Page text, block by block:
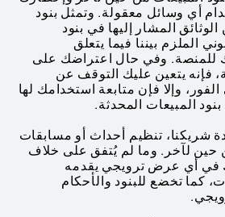
أي وسائل معقولة. وتمثل بنود
المشار إليها في بنود
الملزم بيننا فيما يتعلق
للمنصة. وفي حال اعتراضك على
فإنه يتعين عليك التوقف عن
وإلا فإن متابعة استخدامك لها
المبيعات المحدثة.
شريكنا، تنظيم أحداث أو مسابقات
لآخر. وما لم يُتفق على خلاف
في أي عرض ترويجي يقدمه
كما تخضع للبنود والأحكام